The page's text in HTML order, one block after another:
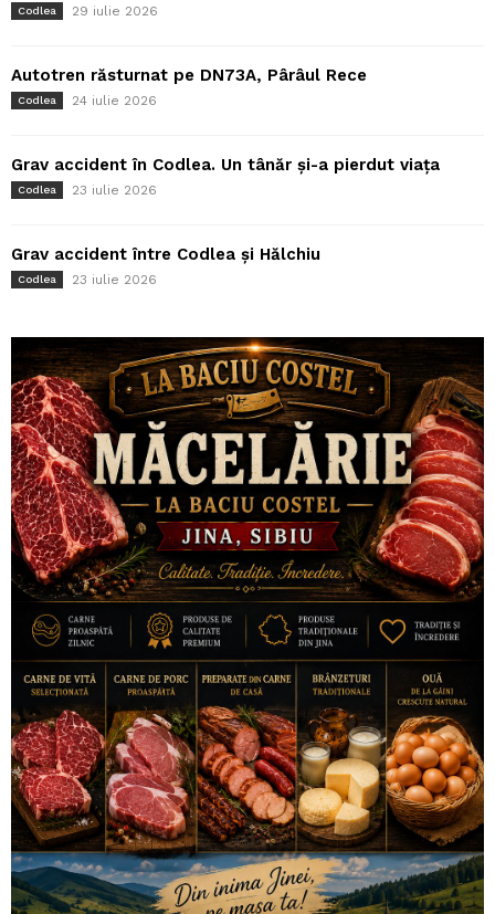
Codlea 29 iulie 2026
Autotren răsturnat pe DN73A, Pârâul Rece
Codlea 24 iulie 2026
Grav accident în Codlea. Un tânăr și-a pierdut viața
Codlea 23 iulie 2026
Grav accident între Codlea și Hălchiu
Codlea 23 iulie 2026